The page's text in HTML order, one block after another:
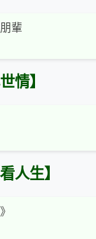
輩
情】
人生】